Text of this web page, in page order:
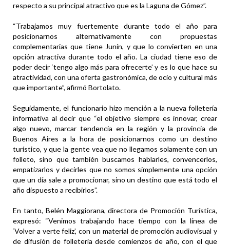
respecto a su principal atractivo que es la Laguna de Gómez”.
“Trabajamos muy fuertemente durante todo el año para
posicionarnos alternativamente con propuestas
complementarias que tiene Junín, y que lo convierten en una
opción atractiva durante todo el año. La ciudad tiene eso de
poder decir ‘tengo algo más para ofrecerte’ y es lo que hace su
atractividad, con una oferta gastronómica, de ocio y cultural más
que importante”, afirmó Bortolato.
Seguidamente, el funcionario hizo mención a la nueva folletería
informativa al decir que “el objetivo siempre es innovar, crear
algo nuevo, marcar tendencia en la región y la provincia de
Buenos Aires a la hora de posicionarnos como un destino
turístico, y que la gente vea que no llegamos solamente con un
folleto, sino que también buscamos hablarles, convencerlos,
empatizarlos y decirles que no somos simplemente una opción
que un día sale a promocionar, sino un destino que está todo el
año dispuesto a recibirlos”.
En tanto, Belén Maggiorana, directora de Promoción Turística,
expresó: “Venimos trabajando hace tiempo con la línea de
‘Volver a verte feliz’, con un material de promoción audiovisual y
de difusión de folletería desde comienzos de año, con el que